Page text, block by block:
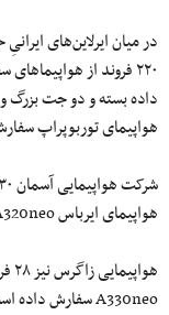
در میان ایرلاین‌های
داده بسته و دو جت
هواپیمای توربوپراپ
هواپیمای ایرباس A320neo سفارش داده‌اند.
A330neo سفارش داده است.